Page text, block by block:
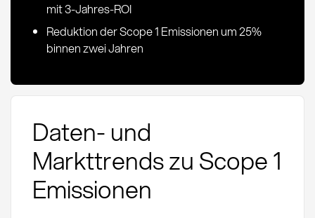
mit 3-Jahres-ROI
Reduktion der Scope 1 Emissionen um 25%
binnen zwei Jahren
Daten- und
Markttrends zu Scope 1
Emissionen